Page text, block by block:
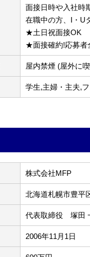
面接日時や入社時
在職中の方、I・U
★土日祝面接OK
★面接確約!応募者
屋内禁煙 (屋外に
学生,主婦・主夫,
株式会社MFP
北海道札幌市豊平
代表取締役 塚田
2006年11月1日